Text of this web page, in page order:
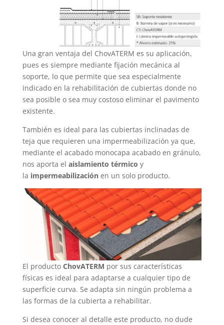
Una gran ventaja del ChovATERM es su aplicación,
pues es siempre mediante fijación mecánica al
soporte, lo que permite que sea especialmente
indicado en la rehabilitación de cubiertas donde no
sea posible o sea muy costoso eliminar el pavimento
existente.
También es ideal para las cubiertas inclinadas de
teja que requieren una impermeabilización ya que,
mediante el acabado monocapa acabado en gránulo,
nos aporta el aislamiento térmico y
la impermeabilizaciónen un solo producto.
El producto ChovATERM por sus características
físicas es ideal para adaptarse a cualquier tipo de
superficie curva. Se adapta sin ningún problema a
las formas de la cubierta a rehabilitar.
Si desea conocer al detalle este producto, no dude